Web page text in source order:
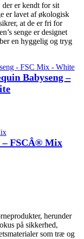
der er kendt for sit
er lavet af økologisk
at de er fri for
senge er designet
en hyggelig og tryg
Babyseng –
– FSCÂ® Mix
herunder
på sikkerhed,
som træ og